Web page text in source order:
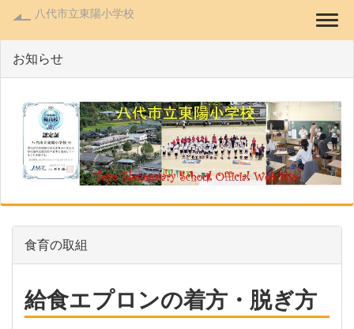
八代市立東陽小学校
お知らせ
食育の取組
給食エプロンの着方・脱ぎ方